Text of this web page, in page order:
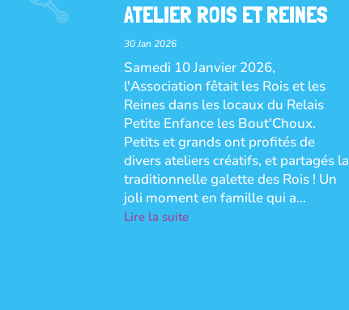
ATELIER ROIS ET REINES
30 Jan 2026
Samedi 10 Janvier 2026,
l'Association fêtait les Rois et les
Reines dans les locaux du Relais
Petite Enfance les Bout'Choux.
Petits et grands ont profités de
divers ateliers créatifs, et partagés la
traditionnelle galette des Rois ! Un
joli moment en famille qui a...
Lire la suite